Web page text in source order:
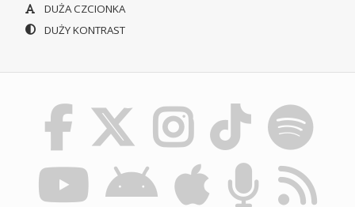
DUŻA CZCIONKA
DUŻY KONTRAST